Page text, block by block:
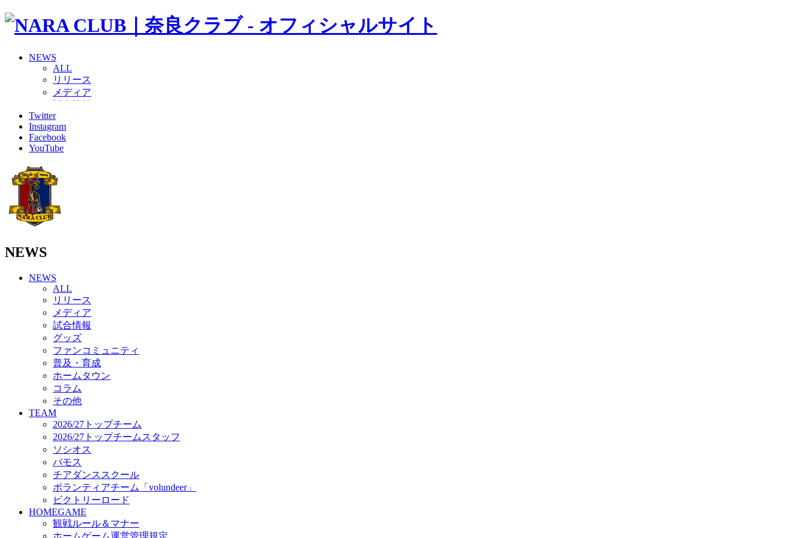
NEWS
ALL
リリース
メディア
グッズ
ファンコミュニティ
普及・育成
ホームタウン
その他
TEAM
2026/27トップチーム
2026/27トップチームスタッフ
ビクトリーロード
HOMEGAME
観戦ルール＆マナー
ホームゲーム運営管理規定
Jリーグ運営管理規定
写真・動画使用ガイドライン
ロートフィールド奈良
SCHEDULE
2026/27
練習見学時のファンサービスについて
TICKET
奈良クラブ明治安田J3リーグ2026/27シーズン試合観戦チケット
奈良クラブ明治安田Ｊ3リーグ 2026/27シーズン「鹿パス」
観戦ルール＆マナー
FANCOMMUNITY
2026/27ファンコミュニティ
サポートショップ
GOODS
オフィシャルストア（実店舗）
オンラインストア
ACADEMY
アカデミーについて
Twitter
Instagram
Facebook
YouTube
NEWS
NEWS
ALL
リリース
メディア
試合情報
グッズ
ファンコミュニティ
普及・育成
ホームタウン
コラム
その他
TEAM
2026/27トップチーム
2026/27トップチームスタッフ
ソシオス
バモス
チアダンススクール
ボランティアチーム「volundeer」
ビクトリーロード
HOMEGAME
観戦ルール＆マナー
ホームゲーム運営管理規定